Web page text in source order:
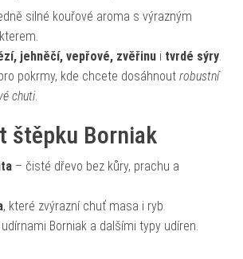
silné kouřové aroma s výrazným
jehněčí, vepřové, zvěřinu i tvrdé sýry.
pokrmy, kde chcete dosáhnout robustní
chuti.
štěpku Borniak
– čisté dřevo bez kůry, prachu a
, které zvýrazní chuť masa i ryb.
Borniak a dalšími typy udíren.